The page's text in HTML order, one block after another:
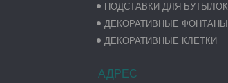
ПОДСТАВКИ ДЛЯ БУТЫЛОК
ДЕКОРАТИВНЫЕ ФОНТАНЫ
ДЕКОРАТИВНЫЕ КЛЕТКИ